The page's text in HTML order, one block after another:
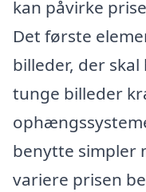
kan påvirke
Det første
billeder, der
tunge billeder
benytte simpler
variere prisen